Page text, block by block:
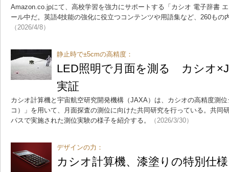
Amazon.co.jpにて、高校学習を強力にサポートする「カシオ 電子辞書
ール中だ。英語4技能の強化に役立つコンテンツや用語集など、260もの
（2026/4/8）
静止時で±5cmの高精度：
LED照明で月面を測る カシオ
実証
カシオ計算機と宇宙航空研究開発機構（JAXA）は、カシオの高精度測
コ）」を用いて、月面探査の測位に向けた共同研究を行っている。共同
パスで実施された測位実験の様子を紹介する。
（2026/3/30）
デザインの力：
カシオ計算機、漆塗りの特別仕